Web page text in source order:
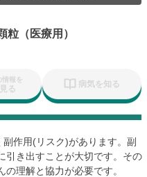
粒（医療用）
情報を
る 病気を知る
作用(リスク)があります。副
引き出すことが大切です。その
理解と協力が必要です。